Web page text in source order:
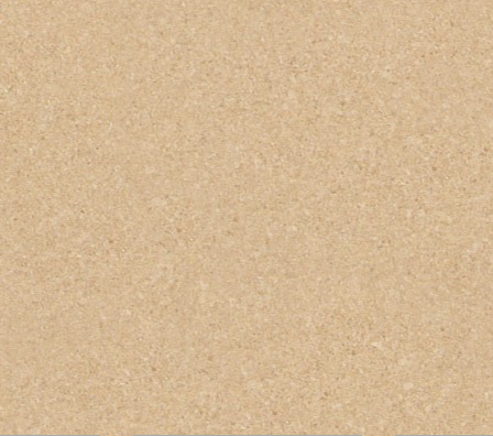
ΦΥΣΙΚΟΘΕΡΑΠΕΥΤΗΣ
ΦΥΣΙΚΟΘΕΡΑΠΕΙΑ
PHYSIOACTIVE
ΠΟΛΥΓΥΡΟΣ ΧΑΛΚΙΔΙΚΗ
ΤΣΙΑΡΑΣ ΚΩΝΣΤΑΝΤΙΝΟΣ